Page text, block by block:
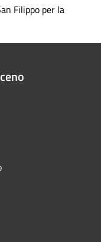
Filippo per la